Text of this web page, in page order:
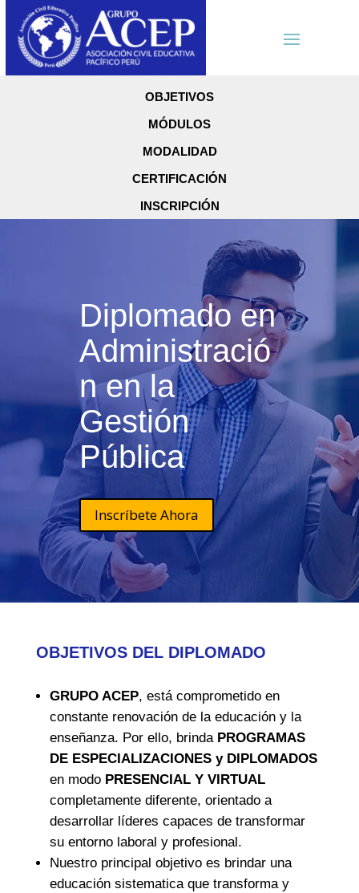
OBJETIVOS
MÓDULOS
MODALIDAD
CERTIFICACIÓN
INSCRIPCIÓN
Diplomado en
Administració
n en la
Gestión
Pública
Inscríbete Ahora
OBJETIVOS DEL DIPLOMADO
GRUPO ACEP, está comprometido en
constante renovación de la educación y la
enseñanza. Por ello, brinda PROGRAMAS
DE ESPECIALIZACIONES y DIPLOMADOS
en modo PRESENCIAL Y VIRTUAL
completamente diferente, orientado a
desarrollar líderes capaces de transformar
su entorno laboral y profesional.
Nuestro principal objetivo es brindar una
educación sistematica que transforma y